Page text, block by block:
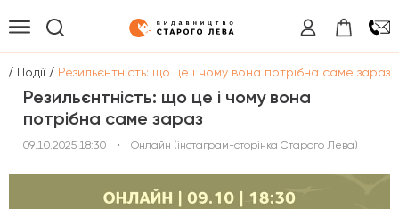
/ Події / Резильєнтність: що це і чому вона потрібна саме зараз
Резильєнтність: що це і чому вона
потрібна саме зараз
09.10.2025 18:30 • Онлайн (інстаграм-сторінка Старого Лева)